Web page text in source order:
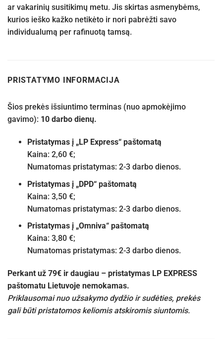
ar vakarinių susitikimų metu. Jis skirtas asmenybėms,
kurios ieško kažko netikėto ir nori pabrėžti savo
individualumą per rafinuotą tamsą.
PRISTATYMO INFORMACIJA
Šios prekės išsiuntimo terminas (nuo apmokėjimo
gavimo): 10 darbo dienų.
Pristatymas į „LP Express“ paštomatą
Kaina: 2,60 €;
Numatomas pristatymas: 2-3 darbo dienos.
Pristatymas į „DPD“ paštomatą
Kaina: 3,50 €;
Numatomas pristatymas: 2-3 darbo dienos.
Pristatymas į „Omniva“ paštomatą
Kaina: 3,80 €;
Numatomas pristatymas: 2-3 darbo dienos.
Perkant už 79€ ir daugiau – pristatymas LP EXPRESS
paštomatu Lietuvoje nemokamas.
Priklausomai nuo užsakymo dydžio ir sudėties, prekės
gali būti pristatomos keliomis atskiromis siuntomis.